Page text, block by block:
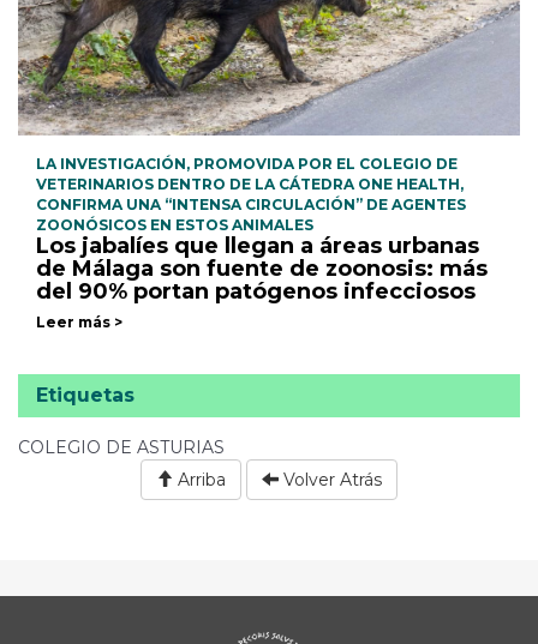
LA INVESTIGACIÓN, PROMOVIDA POR EL COLEGIO DE
VETERINARIOS DENTRO DE LA CÁTEDRA ONE HEALTH,
CONFIRMA UNA “INTENSA CIRCULACIÓN” DE AGENTES
ZOONÓSICOS EN ESTOS ANIMALES
Los jabalíes que llegan a áreas urbanas
de Málaga son fuente de zoonosis: más
del 90% portan patógenos infecciosos
Leer más >
Etiquetas
COLEGIO DE ASTURIAS
Arriba
Volver Atrás